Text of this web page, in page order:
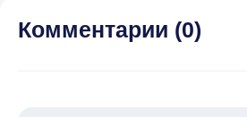
Комментарии (0)